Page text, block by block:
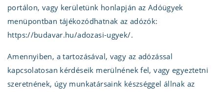
portálon, vagy kerületünk honlapján az Adóügyek
menüpontban tájékozódhatnak az adózók:
https://budavar.hu/adozasi-ugyek/.
Amennyiben, a tartozásával, vagy az adózással
kapcsolatosan kérdéseik merülnének fel, vagy egyeztetni
szeretnének, úgy munkatársaink készséggel állnak az